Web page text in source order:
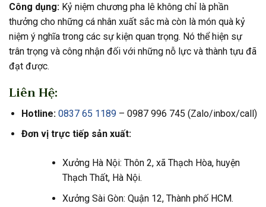
Công dụng: Kỷ niệm chương pha lê không chỉ là phần
thưởng cho những cá nhân xuất sắc mà còn là món quà kỷ
niệm ý nghĩa trong các sự kiện quan trọng. Nó thể hiện sự
trân trọng và công nhận đối với những nỗ lực và thành tựu đã
đạt được.
Liên Hệ:
Hotline: 0837 65 1189– 0987 996 745 (Zalo/inbox/call)
Đơn vị trực tiếp sản xuất:
Xưởng Hà Nội: Thôn 2, xã Thạch Hòa, huyện
Thạch Thất, Hà Nội.
Xưởng Sài Gòn: Quận 12, Thành phố HCM.